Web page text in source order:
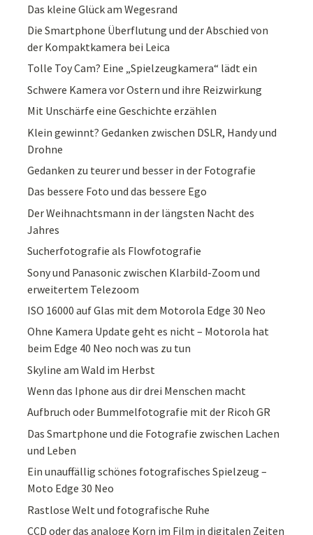
Das kleine Glück am Wegesrand
Die Smartphone Überflutung und der Abschied von
der Kompaktkamera bei Leica
Tolle Toy Cam? Eine „Spielzeugkamera“ lädt ein
Schwere Kamera vor Ostern und ihre Reizwirkung
Mit Unschärfe eine Geschichte erzählen
Klein gewinnt? Gedanken zwischen DSLR, Handy und
Drohne
Gedanken zu teurer und besser in der Fotografie
Das bessere Foto und das bessere Ego
Der Weihnachtsmann in der längsten Nacht des
Jahres
Sucherfotografie als Flowfotografie
Sony und Panasonic zwischen Klarbild-Zoom und
erweitertem Telezoom
ISO 16000 auf Glas mit dem Motorola Edge 30 Neo
Ohne Kamera Update geht es nicht – Motorola hat
beim Edge 40 Neo noch was zu tun
Skyline am Wald im Herbst
Wenn das Iphone aus dir drei Menschen macht
Aufbruch oder Bummelfotografie mit der Ricoh GR
Das Smartphone und die Fotografie zwischen Lachen
und Leben
Ein unauffällig schönes fotografisches Spielzeug –
Moto Edge 30 Neo
Rastlose Welt und fotografische Ruhe
CCD oder das analoge Korn im Film in digitalen Zeiten